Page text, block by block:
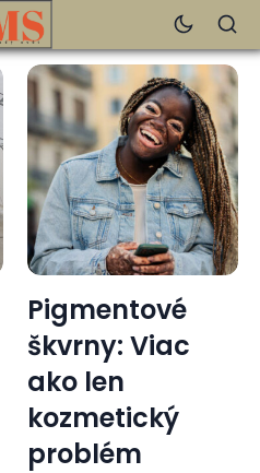
Pigmentové
škvrny: Viac
ako len
kozmetický
problém